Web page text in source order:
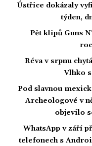
Ústřice dokázaly
týden,
Pět klipů Guns
Réva v srpnu
Vlhko
Pod slavnou
Archeologové v
objevilo
WhatsApp v září
telefonech s